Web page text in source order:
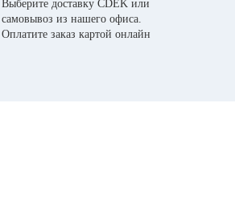
Выберите доставку CDEK или
самовывоз из нашего офиса.
Оплатите заказ картой онлайн